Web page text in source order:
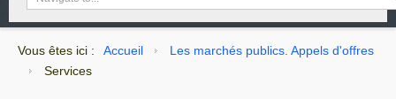
Vous êtes ici : Accueil
Les marchés publics. Appels d'offres
Services